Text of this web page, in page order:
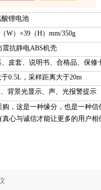
锂电池
W）×39（H）mm/350g
抗静电ABS机壳
皮套、说明书、合格品、保修
0.5L，采样距离大于20m
背景光显示、声、光报警提示
，这是一种缘分，也是一种
心与诚信才能让更多的用户